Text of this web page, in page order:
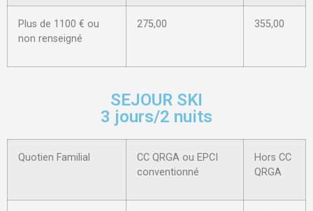
Plus de 1100 € ou
non renseigné
275,00 355,00
SEJOUR SKI
3 jours/2 nuits
Quotien Familial
CC QRGA ou EPCI
conventionné
Hors CC
QRGA